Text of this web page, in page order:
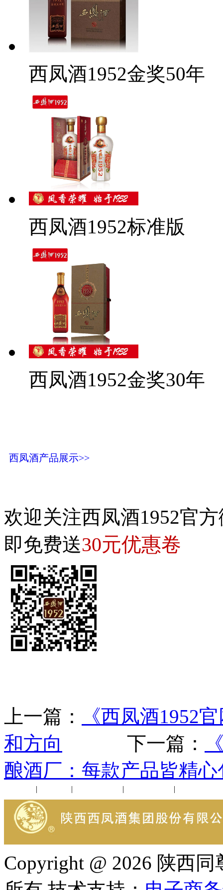
西凤酒1952金奖50年
西凤酒1952标准版
西凤酒1952金奖30年
西凤酒产品展示>>
欢迎关注西凤酒1952官
即免费送30元优惠卷
上一篇：
《西凤酒1952
和方向
下一篇：
酿酒厂：每款产品皆精
| | | |
Copyright @ 2026 陕西